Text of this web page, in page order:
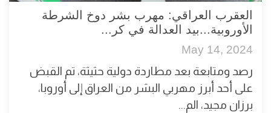
العقرب العراقي: مهرب بشر دوخ الشرطة
الأوروبية...بيد العدالة في كر...
May 14, 2024
رصد ومتابعة بعد مطاردة دولية حثيثة، تم القبض
على أحد أبرز مهربي البشر من العراق إلى أوروبا،
برزان مجيد، الم...